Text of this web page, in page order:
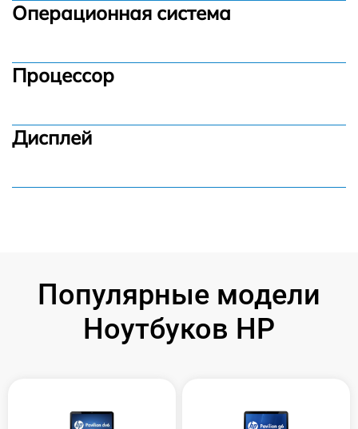
Операционная система
Процессор
Дисплей
Популярные модели
Ноутбуков HP